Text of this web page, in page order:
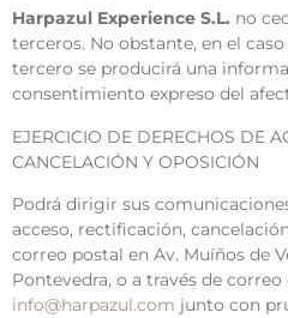
Harpazul Experience S.L. no
terceros. No obstante, en el
tercero se producirá una
consentimiento expreso del
EJERCICIO DE DERECHOS DE
CANCELACIÓN Y OPOSICIÓN
Podrá dirigir sus
acceso, rectificación,
correo postal en Av. Muíños de
Pontevedra, o a través de
info@harpazul.com junto con